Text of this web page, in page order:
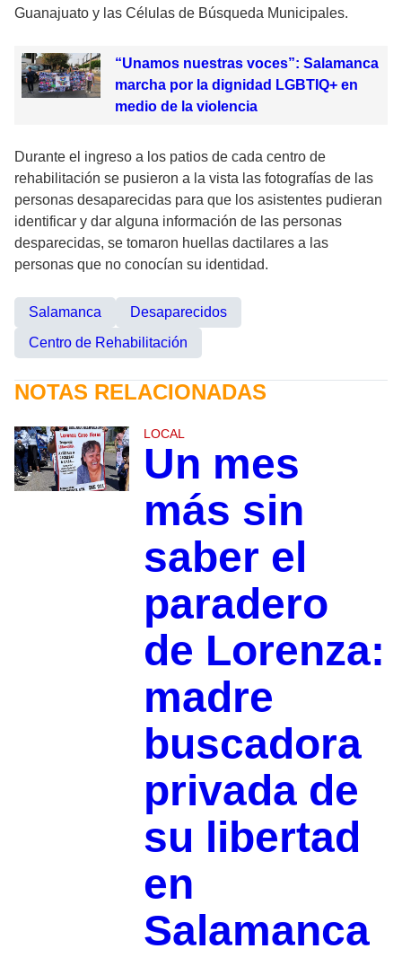
Guanajuato y las Células de Búsqueda Municipales.
“Unamos nuestras voces”: Salamanca
marcha por la dignidad LGBTIQ+ en
medio de la violencia
Durante el ingreso a los patios de cada centro de
rehabilitación se pusieron a la vista las fotografías de las
personas desaparecidas para que los asistentes pudieran
identificar y dar alguna información de las personas
desparecidas, se tomaron huellas dactilares a las
personas que no conocían su identidad.
Salamanca
Desaparecidos
Centro de Rehabilitación
NOTAS RELACIONADAS
LOCAL
Un mes
más sin
saber el
paradero
de Lorenza:
madre
buscadora
privada de
su libertad
en
Salamanca